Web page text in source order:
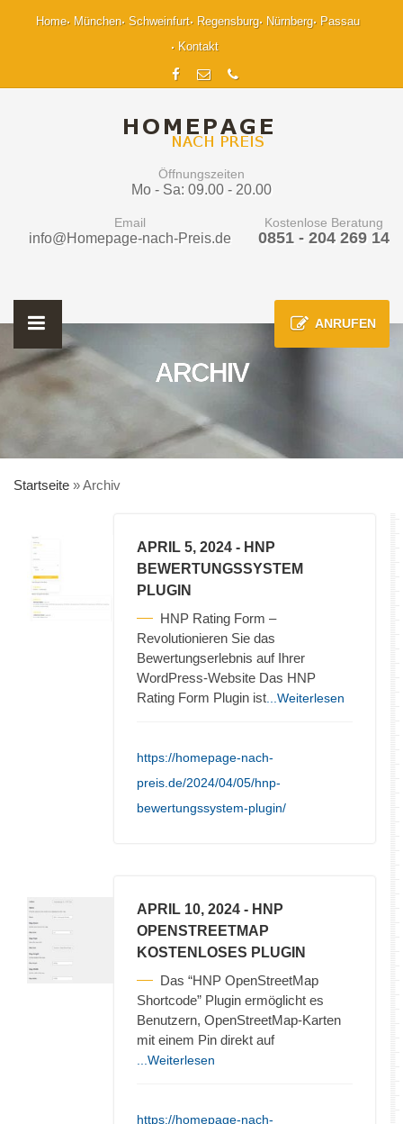
Home München Schweinfurt Regensburg Nürnberg
Passau
Kontakt
Öffnungszeiten
Mo - Sa: 09.00 - 20.00
Email
info@Homepage-nach-Preis.de
Kostenlose Beratung
0851 - 204 269 14
ANRUFEN
ARCHIV
Startseite »Archiv
APRIL 5, 2024 - HNP
BEWERTUNGSSYSTEM
PLUGIN
HNP Rating Form –
Revolutionieren Sie das
Bewertungserlebnis auf Ihrer
WordPress-Website Das HNP
Rating Form Plugin ist ...Weiterlesen
https://homepage-nach-
preis.de/2024/04/05/hnp-
bewertungssystem-plugin/
APRIL 10, 2024 - HNP
OPENSTREETMAP
KOSTENLOSES PLUGIN
Das “HNP OpenStreetMap
Shortcode” Plugin ermöglicht es
Benutzern, OpenStreetMap-Karten
mit einem Pin direkt auf
...Weiterlesen
https://homepage-nach-